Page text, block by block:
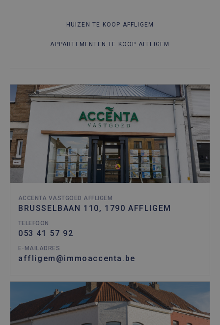
HUIZEN TE KOOP AFFLIGEM
APPARTEMENTEN TE KOOP AFFLIGEM
ACCENTA VASTGOED AFFLIGEM
BRUSSELBAAN 110, 1790 AFFLIGEM
TELEFOON
053 41 57 92
E-MAILADRES
affligem@immoaccenta.be